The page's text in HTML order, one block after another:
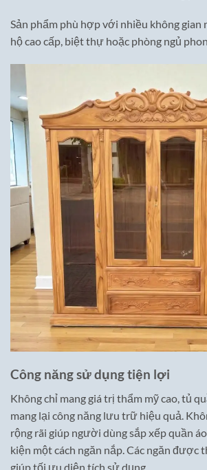
Sản phẩm phù hợp với nhiều không gian
hộ cao cấp, biệt thự hoặc phòng ngủ
Công năng sử dụng tiện lợi
Không chỉ mang giá trị thẩm mỹ cao, tủ
mang lại công năng lưu trữ hiệu quả.
rộng rãi giúp người dùng sắp xếp quần
kiện một cách ngăn nắp. Các ngăn được
giúp tối ưu diện tích sử dụng.